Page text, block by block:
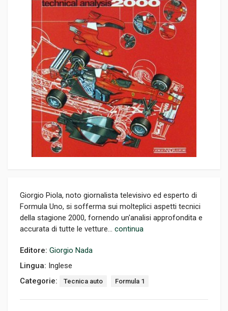
Giorgio Piola, noto giornalista televisivo ed esperto di
Formula Uno, si sofferma sui molteplici aspetti tecnici
della stagione 2000, fornendo un'analisi approfondita e
accurata di tutte le vetture... continua
Editore: Giorgio Nada
Lingua: Inglese
Categorie:
Tecnica auto Formula 1